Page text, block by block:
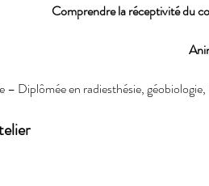
Comprendre la réceptivité du
– Diplômée en radiesthésie,